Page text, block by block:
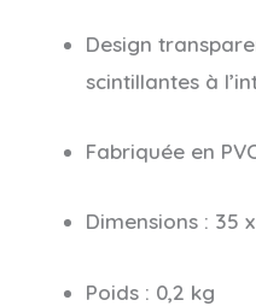
Design
scintillantes à
Fabriquée en
Dimensions : 35
Poids : 0,2 kg